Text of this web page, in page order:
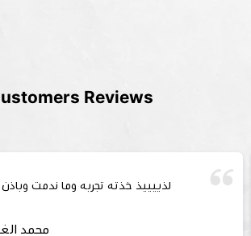
Reviews
لذييييذ خذته تجربه وما ندمت
محمد